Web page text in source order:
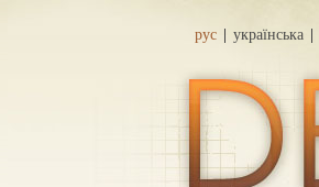
рус українська